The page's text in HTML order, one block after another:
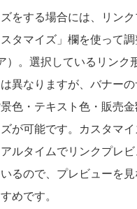
をする場合には、リン
タマイズ」欄を使って
）。選択しているリンク
異なりますが、バナー
色・テキスト色・販売
が可能です。カスタマ
ルタイムでリンクプレ
るので、プレビューを
めです。